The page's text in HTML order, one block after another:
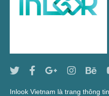
Inlook Vietnam là trang thông